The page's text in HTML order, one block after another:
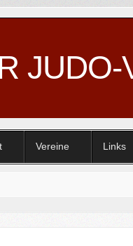
JUDO-
Vereine Links